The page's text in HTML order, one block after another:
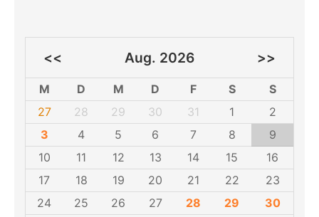
<< Aug. 2026 >>
M D M D F S
S
27
28 29 30 31 1
2
3
4 5 6 7 8
9
10
11 12 13 14 15
16
17
18 19 20 21 22
23
24
25 26 27 28 29
30